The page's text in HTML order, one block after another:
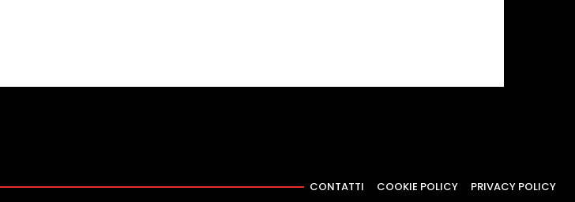
CONTATTI COOKIE POLICY PRIVACY POLICY